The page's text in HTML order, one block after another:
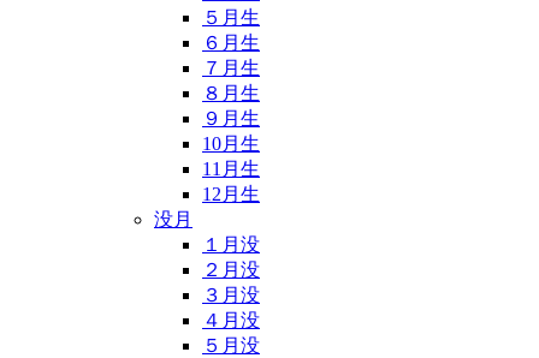
５月生
６月生
７月生
８月生
９月生
10月生
11月生
12月生
没月
１月没
２月没
３月没
４月没
５月没